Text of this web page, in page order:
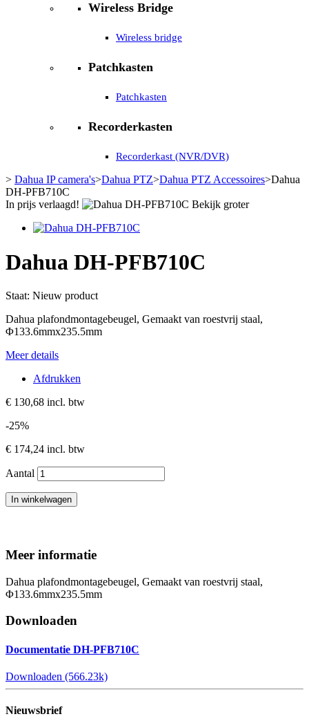
Wireless Bridge
Wireless bridge
Patchkasten
Patchkasten
Recorderkasten
Recorderkast (NVR/DVR)
> Dahua IP camera's>Dahua PTZ>Dahua PTZ Accessoires>Dahua
DH-PFB710C
In prijs verlaagd!
Bekijk groter
Dahua DH-PFB710C
Staat: Nieuw product
Dahua plafondmontagebeugel, Gemaakt van roestvrij staal,
Φ133.6mmx235.5mm
Meer details
Afdrukken
€ 130,68 incl. btw
-25%
€ 174,24 incl. btw
Aantal
In winkelwagen
Meer informatie
Dahua plafondmontagebeugel, Gemaakt van roestvrij staal,
Φ133.6mmx235.5mm
Downloaden
Documentatie DH-PFB710C
Downloaden (566.23k)
Nieuwsbrief